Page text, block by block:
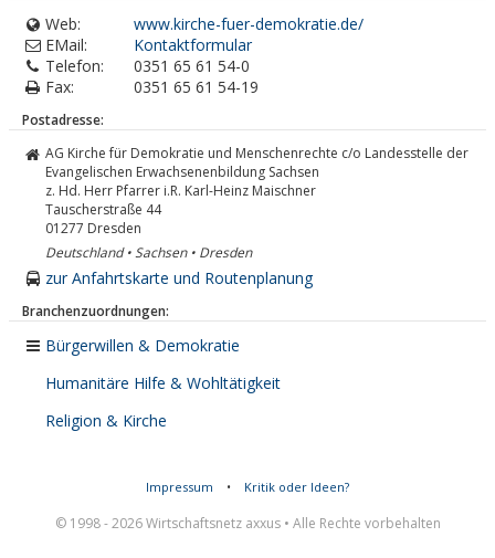
Web:
www.kirche-fuer-demokratie.de/
EMail:
Kontaktformular
Telefon:
0351 65 61 54-0
Fax:
0351 65 61 54-19
Postadresse:
AG Kirche für Demokratie und Menschenrechte c/o Landesstelle der
Evangelischen Erwachsenenbildung Sachsen
z. Hd. Herr Pfarrer i.R. Karl-Heinz Maischner
Tauscherstraße 44
01277 Dresden
Deutschland • Sachsen • Dresden
zur Anfahrtskarte und Routenplanung
Branchenzuordnungen:
Bürgerwillen & Demokratie
Humanitäre Hilfe & Wohltätigkeit
Religion & Kirche
Impressum • Kritik oder Ideen?
© 1998 - 2026 Wirtschaftsnetz axxus • Alle Rechte vorbehalten